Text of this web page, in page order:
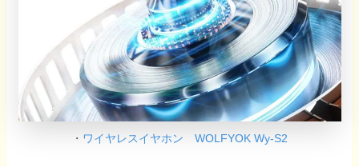
・ ワイヤレスイヤホン WOLFYOK Wy-S2